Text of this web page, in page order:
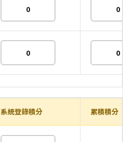
系統登錄積分 累積積分